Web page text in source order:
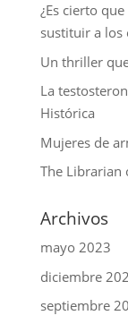
¿Es cierto
sustituir a los
Un thriller
La
Histórica
Mujeres de
The Librarian
Archivos
mayo 2023
diciembre
septiembre